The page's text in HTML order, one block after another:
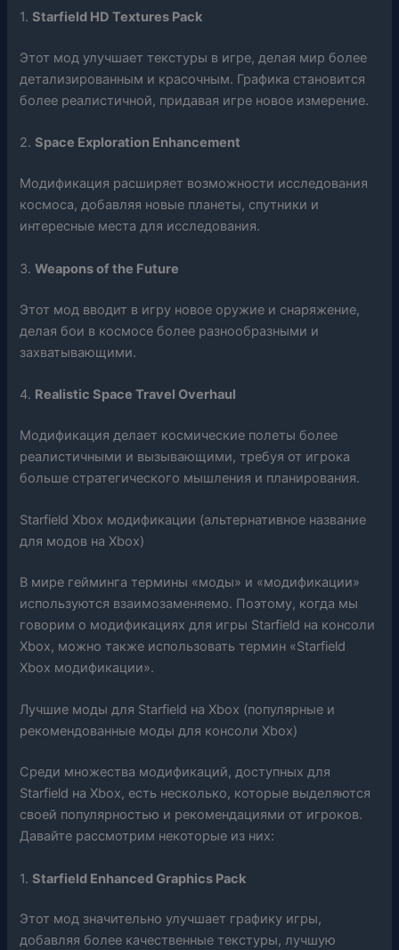
1. Starfield HD Textures Pack
Этот мод улучшает текстуры в игре, делая мир более
детализированным и красочным. Графика становится
более реалистичной, придавая игре новое измерение.
2. Space Exploration Enhancement
Модификация расширяет возможности исследования
космоса, добавляя новые планеты, спутники и
интересные места для исследования.
3.Weapons of the Future
Этот мод вводит в игру новое оружие и снаряжение,
делая бои в космосе более разнообразными и
захватывающими.
4. Realistic Space Travel Overhaul
Модификация делает космические полеты более
реалистичными и вызывающими, требуя от игрока
больше стратегического мышления и планирования.
Starfield Xbox модификации (альтернативное название
для модов на Xbox)
В мире гейминга термины «моды» и «модификации»
используются взаимозаменяемо. Поэтому, когда мы
говорим о модификациях для игры Starfield на консоли
Xbox, можно также использовать термин «Starfield
Xbox модификации».
Лучшие моды для Starfield на Xbox (популярные и
рекомендованные моды для консоли Xbox)
Среди множества модификаций, доступных для
Starfield на Xbox, есть несколько, которые выделяются
своей популярностью и рекомендациями от игроков.
Давайте рассмотрим некоторые из них:
1. Starfield Enhanced Graphics Pack
Этот мод значительно улучшает графику игры,
добавляя более качественные текстуры, лучшую